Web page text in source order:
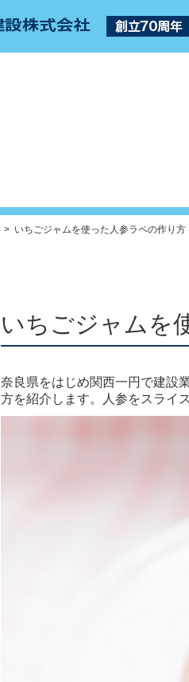
> いちごジャムを使った人参ラペの作り
いちごジャムを
奈良県をはじめ関西一円で建設
方を紹介します。人参をスライ